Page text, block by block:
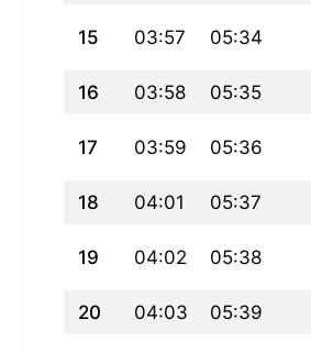
15 03:57 05:34
16 03:58 05:35
17 03:59 05:36
18 04:01 05:37
19 04:02 05:38
20 04:03 05:39